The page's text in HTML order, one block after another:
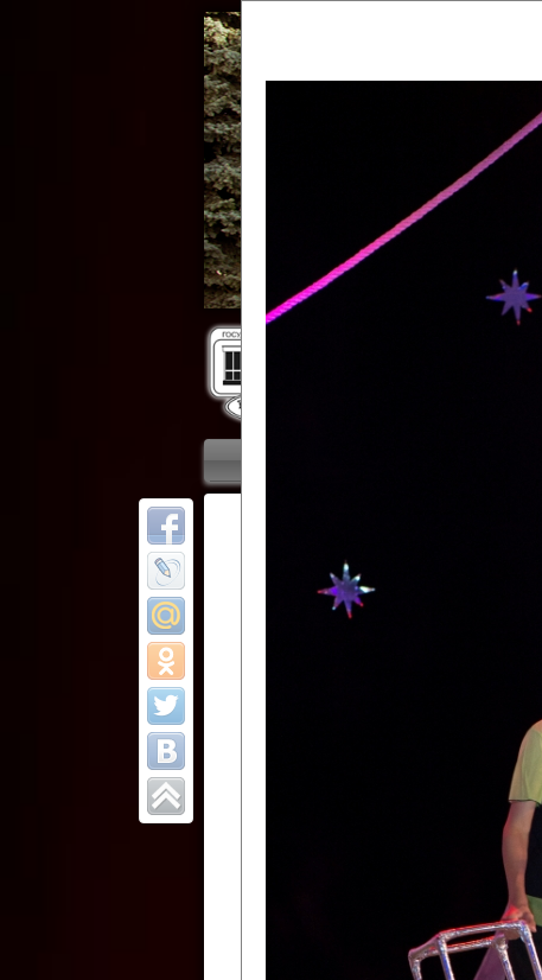
Все отчеты
Финал
цирковых
Образцовый эстрадно-
Протягайловка, г. Бендеры ,
Народный цирковой
досуговый центр
культуры Приднестровской
Народный цирковой
Григориопольского